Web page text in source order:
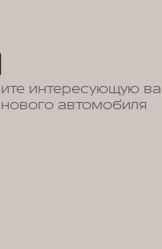
интересующую
автомобиля